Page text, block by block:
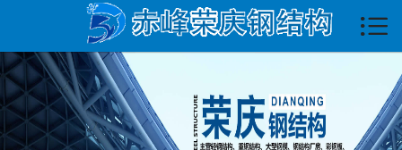
 首页
产品展示
